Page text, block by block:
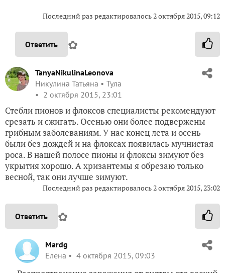
Последний раз редактировалось2 октября 2015, 09:12
Ответить ✿
TanyaNikulinaLeonova
Никулина Татьяна
Тула
2 октября 2015, 23:01
Стебли пионов и флоксов специалисты рекомендуют
срезать и сжигать. Осенью они более подвержены
грибным заболеваниям. У нас конец лета и осень
были без дождей и на флоксах появилась мучнистая
роса. В нашей полосе пионы и флоксы зимуют без
укрытия хорошо. А хризантемы я обрезаю только
весной, так они лучше зимуют.
Последний раз редактировалось2 октября 2015, 23:02
Ответить ✿
Mardg
Елена
4 октября 2015, 09:03